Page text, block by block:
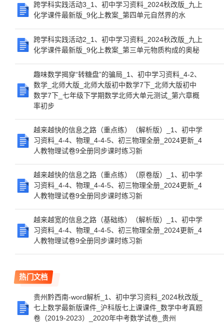
跨学科实践活动3_1、初中学习资料_2024秋改版_九上
化学课件最新版_9化上教案_第四单元自然界的水
跨学科实践活动2_1、初中学习资料_2024秋改版_九上
化学课件最新版_9化上教案_第三单元物质构成的奥秘
趣味数学揭穿“转糖盘”的骗局_1、初中学习资料_4-2、
数学_北师大版_北师大版初中数学7下_北师大版初中
数学7下_七年级下学期数学北师大单元测试_第六章概
率初步
越来越快的信息之路（重点练）（解析版）_1、初中学
习资料_4-4、物理_4-4-5、初三物理全册_2024更新_4
人教物理试卷9全册同步课时练习新
越来越快的信息之路（重点练）（原卷版）_1、初中学
习资料_4-4、物理_4-4-5、初三物理全册_2024更新_4
人教物理试卷9全册同步课时练习新
越来越宽的信息之路（基础练）（解析版）_1、初中学
习资料_4-4、物理_4-4-5、初三物理全册_2024更新_4
人教物理试卷9全册同步课时练习新
热门文档
贵州黔西南-word解析_1、初中学习资料_2024秋改版_
七上数学最新版课件_沪科版七上课课件_数学中考真题
卷（2019-2023）_2020年中考数学试卷_贵州